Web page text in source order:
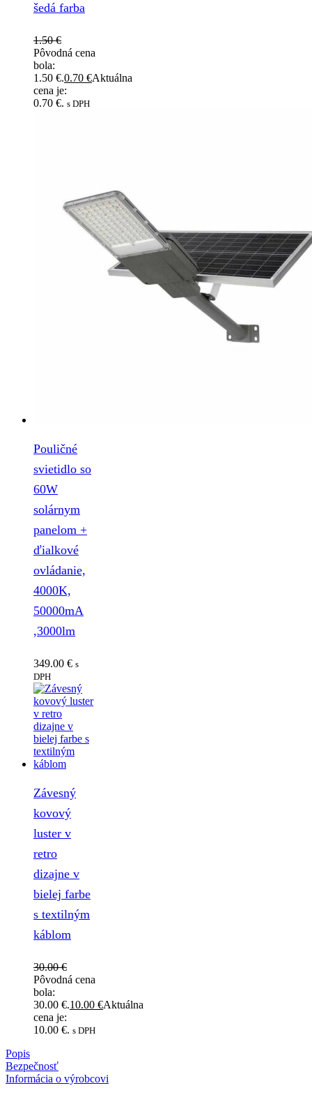
šedá farba
1.50€
Pôvodná cena
bola:
1.50 €.0.70 €Aktuálna
cena je:
0.70 €. s DPH
Pouličné
svietidlo so
60W
solárnym
panelom +
ďialkové
ovládanie,
4000K,
50000mA
,3000lm
349.00 € s
DPH
Závesný
kovový
luster v
retro
dizajne v
bielej farbe
s textilným
káblom
30.00€
Pôvodná cena
bola:
30.00 €.10.00 €Aktuálna
cena je:
10.00 €. s DPH
Popis
Bezpečnosť
Informácia o výrobcovi